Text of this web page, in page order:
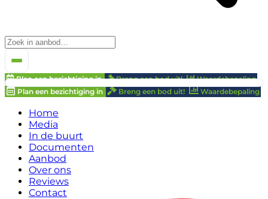
Plan een bezichtiging in Breng een bod uit!
Waardebepaling
Plan een bezichtiging in
Breng een bod uit! Waardebepaling
Home
Media
In de buurt
Documenten
Aanbod
Over ons
Reviews
Contact